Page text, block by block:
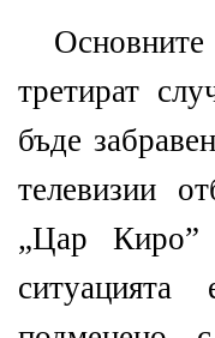
третират
бъде
телевизии
„Цар Киро”